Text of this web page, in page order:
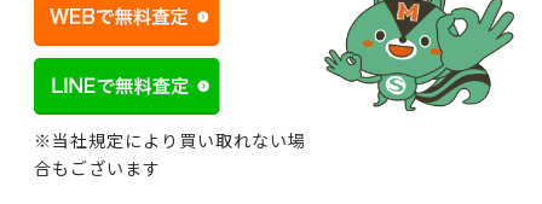
※当社規定により買い取れない場
合もございます